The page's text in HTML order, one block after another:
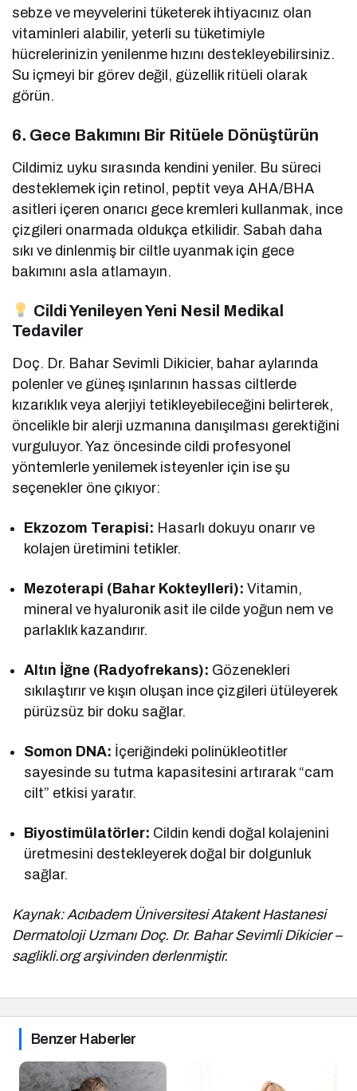
sebze ve meyvelerini tüketerek ihtiyacınız olan
vitaminleri alabilir, yeterli su tüketimiyle
hücrelerinizin yenilenme hızını destekleyebilirsiniz.
Su içmeyi bir görev değil, güzellik ritüeli olarak
görün.
6. Gece Bakımını Bir Ritüele Dönüştürün
Cildimiz uyku sırasında kendini yeniler. Bu süreci
desteklemek için retinol, peptit veya AHA/BHA
asitleri içeren onarıcı gece kremleri kullanmak, ince
çizgileri onarmada oldukça etkilidir. Sabah daha
sıkı ve dinlenmiş bir ciltle uyanmak için gece
bakımını asla atlamayın.
Cildi Yenileyen Yeni Nesil Medikal
Tedaviler
Doç. Dr. Bahar Sevimli Dikicier, bahar aylarında
polenler ve güneş ışınlarının hassas ciltlerde
kızarıklık veya alerjiyi tetikleyebileceğini belirterek,
öncelikle bir alerji uzmanına danışılması gerektiğini
vurguluyor. Yaz öncesinde cildi profesyonel
yöntemlerle yenilemek isteyenler için ise şu
seçenekler öne çıkıyor:
Ekzozom Terapisi: Hasarlı dokuyu onarır ve
kolajen üretimini tetikler.
Mezoterapi (Bahar Kokteylleri): Vitamin,
mineral ve hyaluronik asit ile cilde yoğun nem ve
parlaklık kazandırır.
Altın İğne (Radyofrekans): Gözenekleri
sıkılaştırır ve kışın oluşan ince çizgileri ütüleyerek
pürüzsüz bir doku sağlar.
Somon DNA: İçeriğindeki polinükleotitler
sayesinde su tutma kapasitesini artırarak “cam
cilt” etkisi yaratır.
Biyostimülatörler: Cildin kendi doğal kolajenini
üretmesini destekleyerek doğal bir dolgunluk
sağlar.
Kaynak: Acıbadem Üniversitesi Atakent Hastanesi
Dermatoloji Uzmanı Doç. Dr. Bahar Sevimli Dikicier –
saglikli.org arşivinden derlenmiştir.
Benzer Haberler